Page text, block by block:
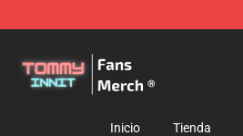
Inicio Tienda